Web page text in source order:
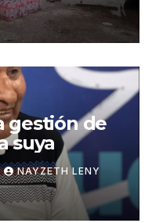
gestión de
suya
NAYZETH LENY